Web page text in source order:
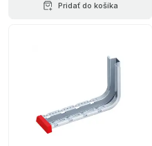
Pridať do košíka